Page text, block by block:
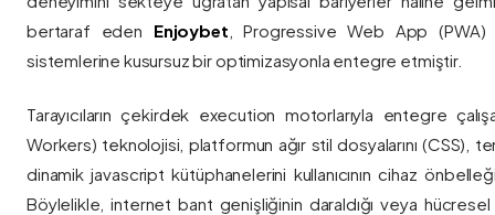
bertaraf eden Enjoybet , Progressive Web App (PWA)
sistemlerine kusursuz bir optimizasyonla entegre etmiştir.
Tarayıcıların çekirdek execution motorlarıyla entegre
Workers) teknolojisi, platformun ağır stil dosyalarını (CSS),
dinamik javascript kütüphanelerini kullanıcının cihaz
Böylelikle, internet bant genişliğinin daraldığı veya